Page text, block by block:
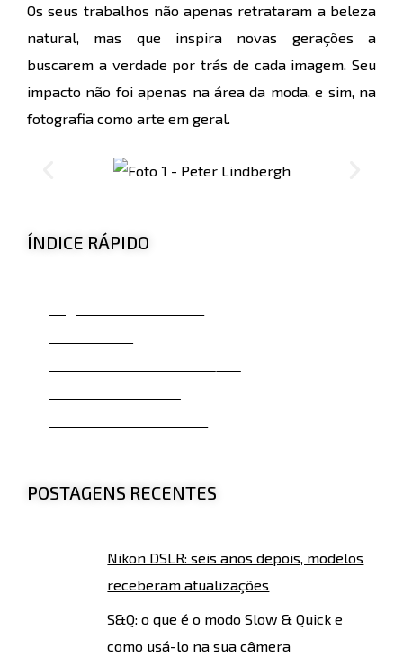
Os seus trabalhos não apenas retrataram a beleza
natural, mas que inspira novas gerações a
buscarem a verdade por trás de cada imagem. Seu
impacto não foi apenas na área da moda, e sim, na
fotografia como arte em geral.
ÍNDICE RÁPIDO
POSTAGENS RECENTES
Nikon DSLR: seis anos depois, modelos
receberam atualizações
S&Q: o que é o modo Slow & Quick e
como usá-lo na sua câmera